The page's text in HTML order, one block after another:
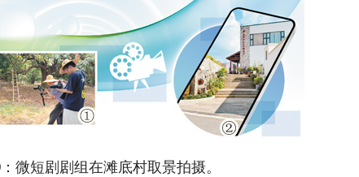
微短剧剧组在滩底村取景拍摄。